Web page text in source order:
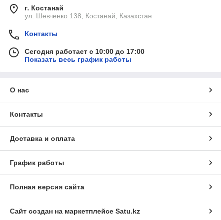
г. Костанай
ул. Шевченко 138, Костанай, Казахстан
Контакты
Сегодня работает с 10:00 до 17:00
Показать весь график работы
О нас
Контакты
Доставка и оплата
График работы
Полная версия сайта
Сайт создан на маркетплейсе Satu.kz